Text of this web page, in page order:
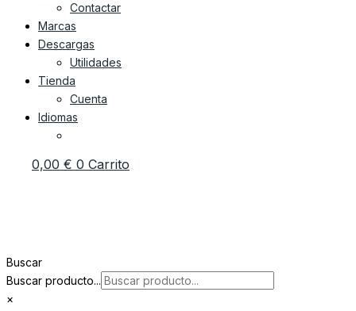
Contactar
Marcas
Descargas
Utilidades
Tienda
Cuenta
Idiomas
0,00 € 0 Carrito
Buscar
Buscar producto...
×